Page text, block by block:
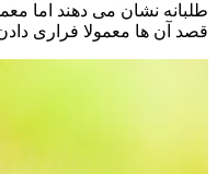
طلبانه نشان می دهند اما
قصد آن ها معمولا فراری